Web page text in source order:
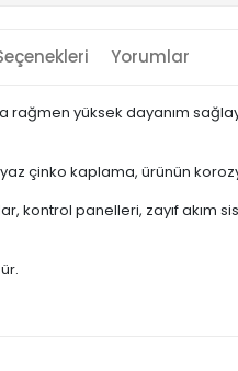
Yorumlar
yüksek dayanım
çinko kaplama, ürünün
kontrol panelleri, zayıf akım